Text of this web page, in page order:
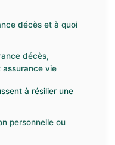
décès et à quoi
décès,
assurance vie
à résilier une
personnelle ou